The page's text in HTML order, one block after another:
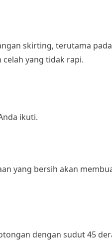
skirting, terutama
yang tidak rapi.
ikuti.
yang bersih akan
dengan sudut 45